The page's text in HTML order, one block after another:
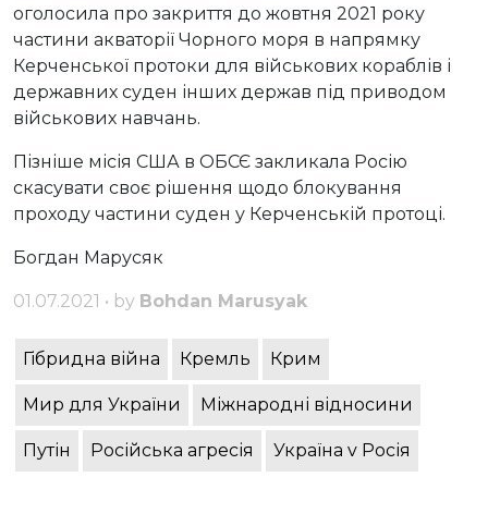
оголосила про закриття до жовтня 2021 року
частини акваторії Чорного моря в напрямку
Керченської протоки для військових кораблів і
державних суден інших держав під приводом
військових навчань.
Пізніше місія США в ОБСЄ закликала Росію
скасувати своє рішення щодо блокування
проходу частини суден у Керченській протоці.
Богдан Марусяк
01.07.2021 • by Bohdan Marusyak
Гібридна війна Кремль Крим
Мир для України Міжнародні відносини
Путін Російська агресія Україна v Росія